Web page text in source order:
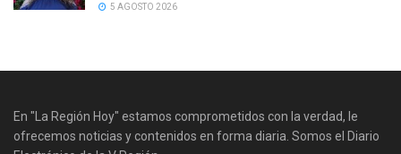
5 AGOSTO 2026
En "La Región Hoy" estamos comprometidos con la verdad, le
ofrecemos noticias y contenidos en forma diaria. Somos el Diario